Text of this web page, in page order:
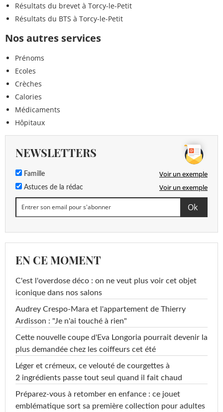
Résultats du brevet à Torcy-le-Petit
Résultats du BTS à Torcy-le-Petit
Nos autres services
Prénoms
Ecoles
Crèches
Calories
Médicaments
Hôpitaux
NEWSLETTERS
Famille Voir un exemple
Astuces de la rédac Voir un exemple
EN CE MOMENT
C'est l'overdose déco : on ne veut plus voir cet objet
iconique dans nos salons
Audrey Crespo-Mara et l'appartement de Thierry
Ardisson : "Je n'ai touché à rien"
Cette nouvelle coupe d'Eva Longoria pourrait devenir la
plus demandée chez les coiffeurs cet été
Léger et crémeux, ce velouté de courgettes à
2 ingrédients passe tout seul quand il fait chaud
Préparez-vous à retomber en enfance : ce jouet
emblématique sort sa première collection pour adultes